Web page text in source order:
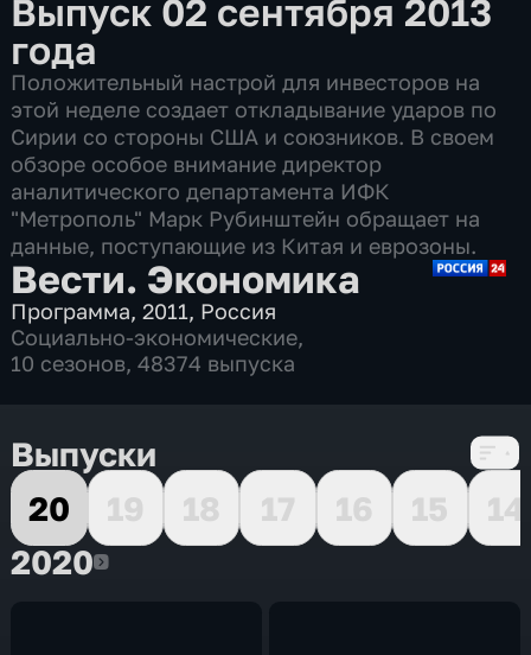
Выпуск 02 сентября 2013
года
Положительный настрой для инвесторов на
этой неделе создает откладывание ударов по
Сирии со стороны США и союзников. В своем
обзоре особое внимание директор
аналитического департамента ИФК
"Метрополь" Марк Рубинштейн обращает на
данные, поступающие из Китая и еврозоны.
Вести. Экономика
Программа,2011, Россия
Социально-экономические,
10 сезонов, 48374 выпуска
Выпуски
20
19 18 17 16 15
14
20202020